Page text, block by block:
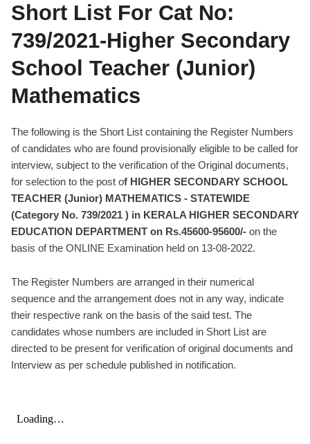
Short List For Cat No:
739/2021-Higher Secondary
School Teacher (Junior)
Mathematics
The following is the Short List containing the Register Numbers
of candidates who are found provisionally eligible to be called for
interview, subject to the verification of the Original documents,
for selection to the post of HIGHER SECONDARY SCHOOL
TEACHER (Junior) MATHEMATICS - STATEWIDE
(Category No. 739/2021 ) in KERALA HIGHER SECONDARY
EDUCATION DEPARTMENT on Rs.45600-95600/- on the
basis of the ONLINE Examination held on 13-08-2022.
The Register Numbers are arranged in their numerical
sequence and the arrangement does not in any way, indicate
their respective rank on the basis of the said test. The
candidates whose numbers are included in Short List are
directed to be present for verification of original documents and
Interview as per schedule published in notification.